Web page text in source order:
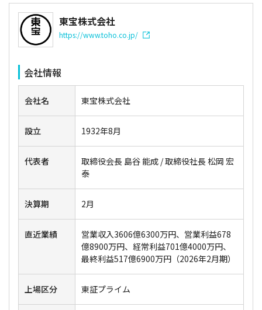
東宝株式会社
https://www.toho.co.jp/
会社情報
会社名 東宝株式会社
設立 1932年8月
代表者
取締役会長 島谷 能成 / 取締役社長 松岡 宏
泰
決算期 2月
直近業績
営業収入3606億6300万円、営業利益678
億8900万円、経常利益701億4000万円、
最終利益517億6900万円（2026年2月期）
上場区分 東証プライム